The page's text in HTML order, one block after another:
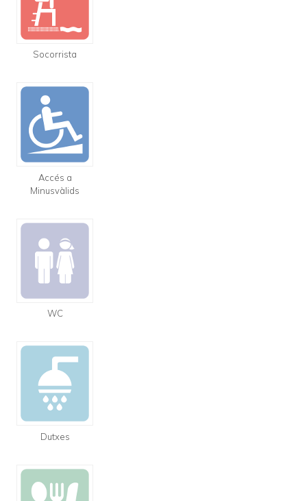
Socorrista
Accés a
Minusvàlids
WC
Dutxes